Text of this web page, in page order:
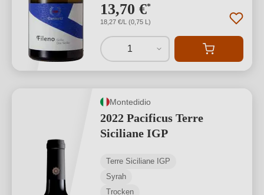
13,70 €*
18,27 €/L (0,75 L)
1
Montedidio
2022 Pacificus Terre
Siciliane IGP
Terre Siciliane IGP
Syrah
Trocken